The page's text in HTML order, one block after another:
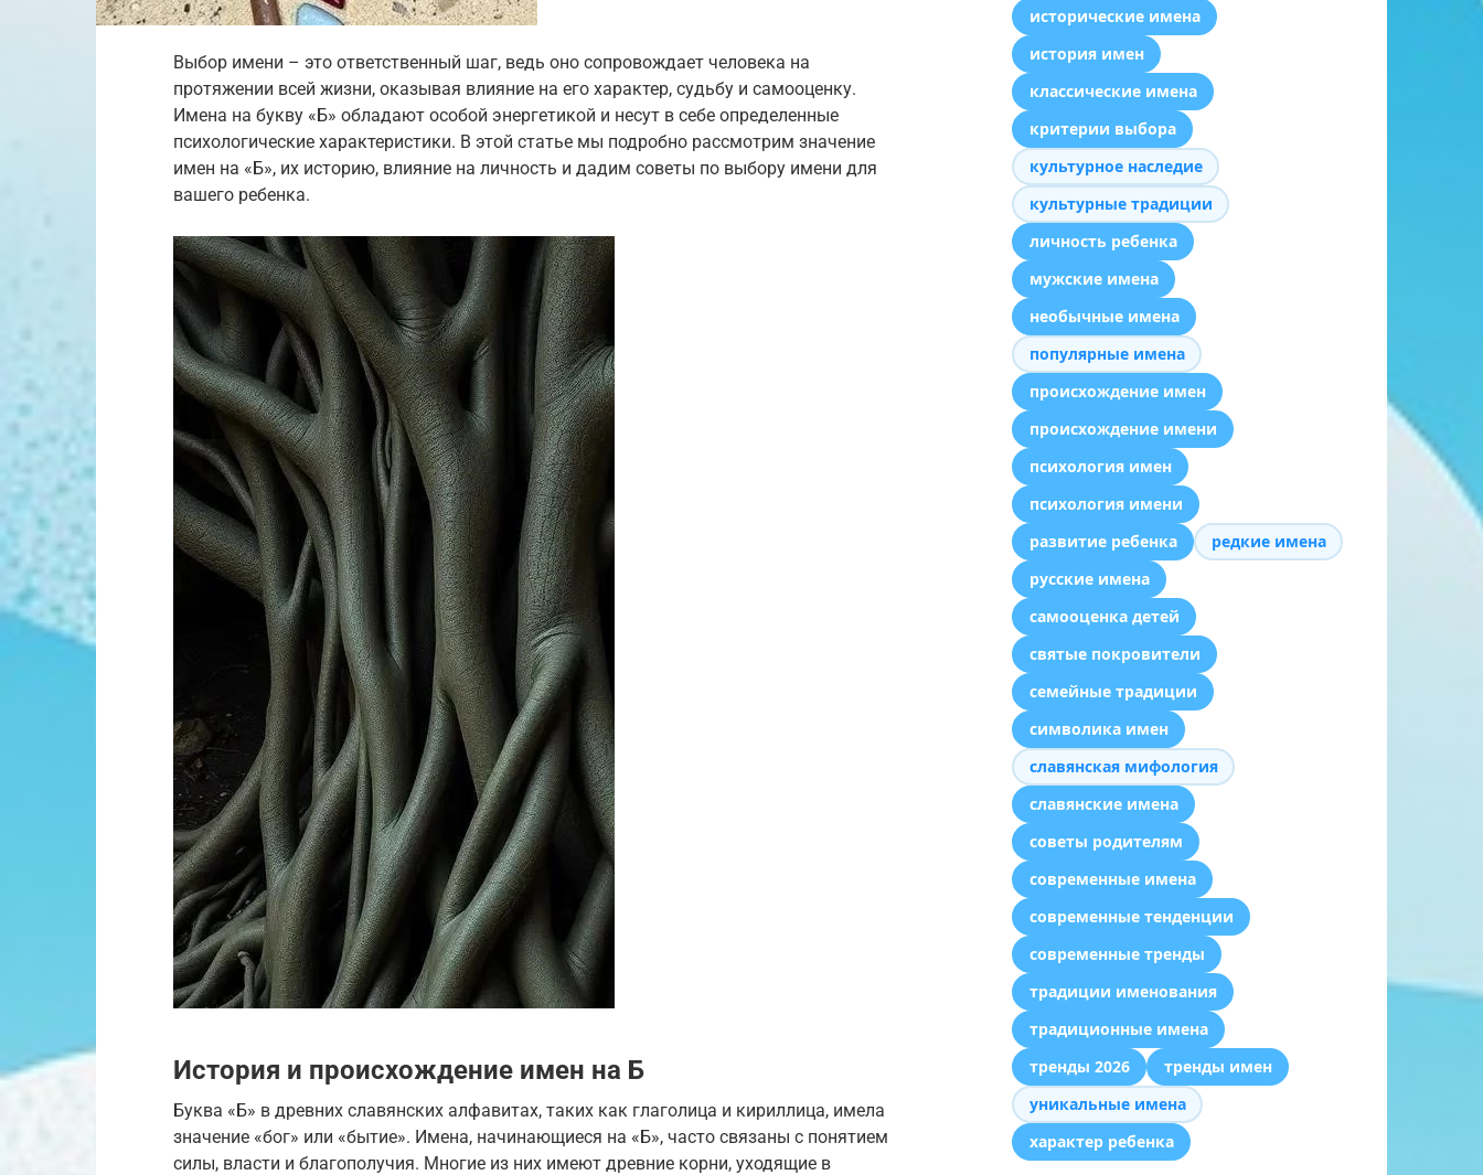
Выбор имени – это ответственный шаг, ведь оно сопровождает человека на
протяжении всей жизни, оказывая влияние на его характер, судьбу и самооценку.
Имена на букву «Б» обладают особой энергетикой и несут в себе определенные
психологические характеристики. В этой статье мы подробно рассмотрим значение
имен на «Б», их историю, влияние на личность и дадим советы по выбору имени для
вашего ребенка.
История и происхождение имен на Б
Буква «Б» в древних славянских алфавитах, таких как глаголица и кириллица, имела
значение «бог» или «бытие». Имена, начинающиеся на «Б», часто связаны с понятием
силы, власти и благополучия. Многие из них имеют древние корни, уходящие в
исторические имена
история имен
классические имена
критерии выбора
культурное наследие
культурные традиции
личность ребенка
мужские имена
необычные имена
популярные имена
происхождение имен
происхождение имени
психология имен
психология имени
развитие ребенка
редкие имена
русские имена
самооценка детей
святые покровители
семейные традиции
символика имен
славянская мифология
славянские имена
советы родителям
современные имена
современные тенденции
современные тренды
традиции именования
традиционные имена
тренды 2026
тренды имен
уникальные имена
характер ребенка